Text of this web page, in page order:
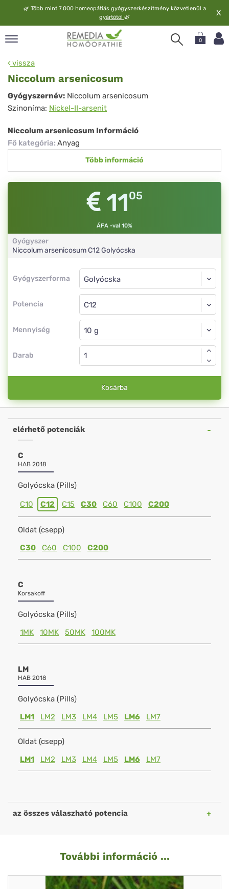
🌿 Több mint 7.000 homeopátiás gyógyszerkészítmény közvetlenül a
gyártótól 🌿 X
0
vissza
Niccolum arsenicosum
Niccolum
arsenicosum
Gyógyszernév: Niccolum arsenicosum
Szinoníma: Nickel-II-arsenit
Niccolum arsenicosum Információ
Fő kategória: Anyag
Több információ
1105
ÁFA -val 10%
Gyógyszer
Niccolum arsenicosumC12Golyócska
Gyógyszerforma
Gyógyszerforma
Potencia
Golyócska
C12
Mennyiség
Golyócska
Darab
Kosárba
elérhető potenciák
C
HAB 2018
Golyócska (Pills)
C10 C12 C15 C30 C60 C100 C200
Oldat (csepp)
C30
C60 C100 C200
C
Korsakoff
Golyócska (Pills)
1MK
10MK 50MK 100MK
LM
HAB 2018
Golyócska (Pills)
LM1
LM2 LM3 LM4 LM5 LM6 LM7
Oldat (csepp)
LM1
LM2 LM3 LM4 LM5 LM6 LM7
az összes válaszható potencia
További információ ...